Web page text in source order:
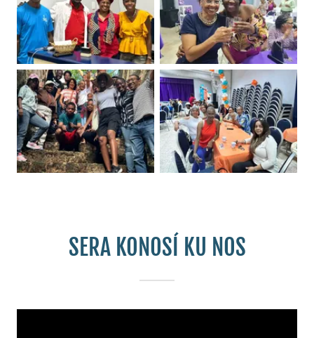
SERA KONOSÍ KU NOS